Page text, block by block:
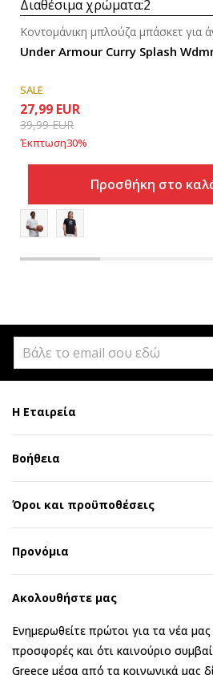
Διαθέσιμα χρώματα:2
Under Armour Curry Splash
Κοντομάνικη μπλούζα μπάσκετ για
SALE
27,99 EUR
39,99EUR
Έκπτωση30%
Προσθήκη στο
Η Εταιρεία
Βοήθεια
Όροι και προϋποθέσεις
Προνόμια
Ακολουθήστε μας
Ενημερωθείτε πρώτοι για τα νέα
προσφορές και ότι καινούριο
Greece μέσα από τα κοινωνικά μας